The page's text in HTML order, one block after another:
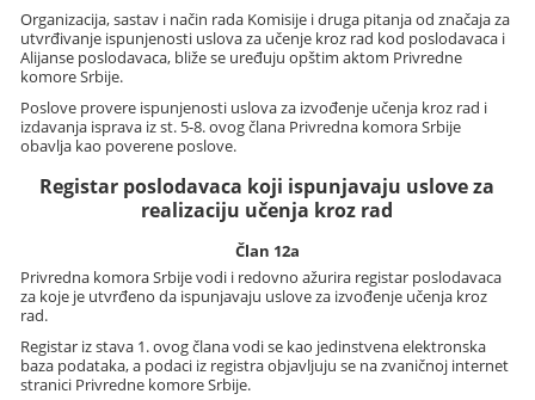
Organizacija, sastav i način rada Komisije i druga pitanja od značaja za
utvrđivanje ispunjenosti uslova za učenje kroz rad kod poslodavaca i
Alijanse poslodavaca, bliže se uređuju opštim aktom Privredne
komore Srbije.
Poslove provere ispunjenosti uslova za izvođenje učenja kroz rad i
izdavanja isprava iz st. 5-8. ovog člana Privredna komora Srbije
obavlja kao poverene poslove.
Registar poslodavaca koji ispunjavaju uslove za
realizaciju učenja kroz rad
Član 12a
Privredna komora Srbije vodi i redovno ažurira registar poslodavaca
za koje je utvrđeno da ispunjavaju uslove za izvođenje učenja kroz
rad.
Registar iz stava 1. ovog člana vodi se kao jedinstvena elektronska
baza podataka, a podaci iz registra objavljuju se na zvaničnoj internet
stranici Privredne komore Srbije.